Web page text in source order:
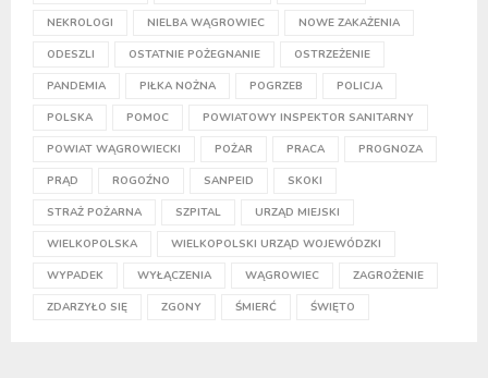
NEKROLOGI NIELBA WĄGROWIEC NOWE ZAKAŻENIA
ODESZLI OSTATNIE POŻEGNANIE OSTRZEŻENIE
PANDEMIA PIŁKA NOŻNA POGRZEB POLICJA
POLSKA POMOC POWIATOWY INSPEKTOR SANITARNY
POWIAT WĄGROWIECKI POŻAR PRACA PROGNOZA
PRĄD ROGOŹNO SANPEID SKOKI
STRAŻ POŻARNA SZPITAL URZĄD MIEJSKI
WIELKOPOLSKA WIELKOPOLSKI URZĄD WOJEWÓDZKI
WYPADEK WYŁĄCZENIA WĄGROWIEC ZAGROŻENIE
ZDARZYŁO SIĘ ZGONY ŚMIERĆ ŚWIĘTO